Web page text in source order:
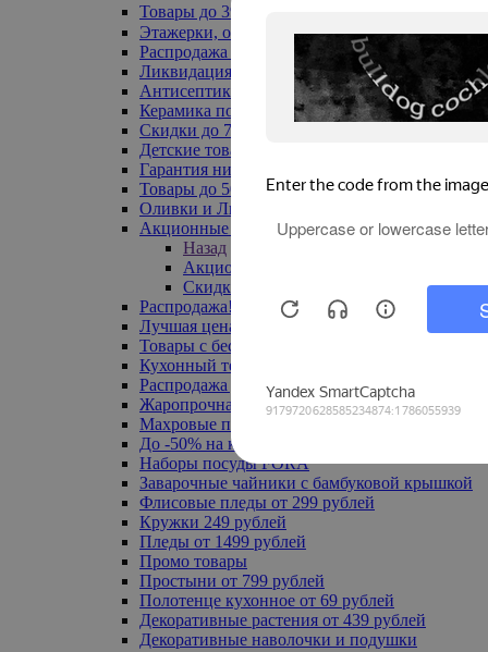
Товары до 399₽
Этажерки, обувницы
Распродажа текстиля до -50%
Ликвидация до -70%
Антисептики
Керамика по 129 руб
Скидки до 70%
Детские товары
Гарантия низкой цены
Товары до 500 руб
Оливки и Лимоны
Акционные товары
Назад
Акционные товары
Скидка 20% по промокоду
Распродажа! Ульяновск до -70%
Лучшая цена
Товары с бесплатной доставкой
Кухонный текстиль
Распродажа до -50%
Жаропрочная посуда
Махровые полотенца
До -50% на ковры
Наборы посуды FORA
Заварочные чайники с бамбуковой крышкой
Флисовые пледы от 299 рублей
Кружки 249 рублей
Пледы от 1499 рублей
Промо товары
Простыни от 799 рублей
Полотенце кухонное от 69 рублей
Декоративные растения от 439 рублей
Декоративные наволочки и подушки